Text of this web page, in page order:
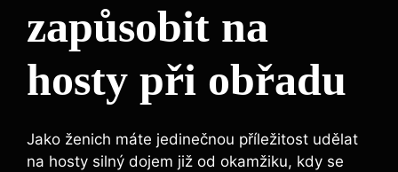
zapůsobit na
hosty při obřadu
Jako ženich máte jedinečnou příležitost udělat
na hosty silný dojem již od okamžiku, kdy se